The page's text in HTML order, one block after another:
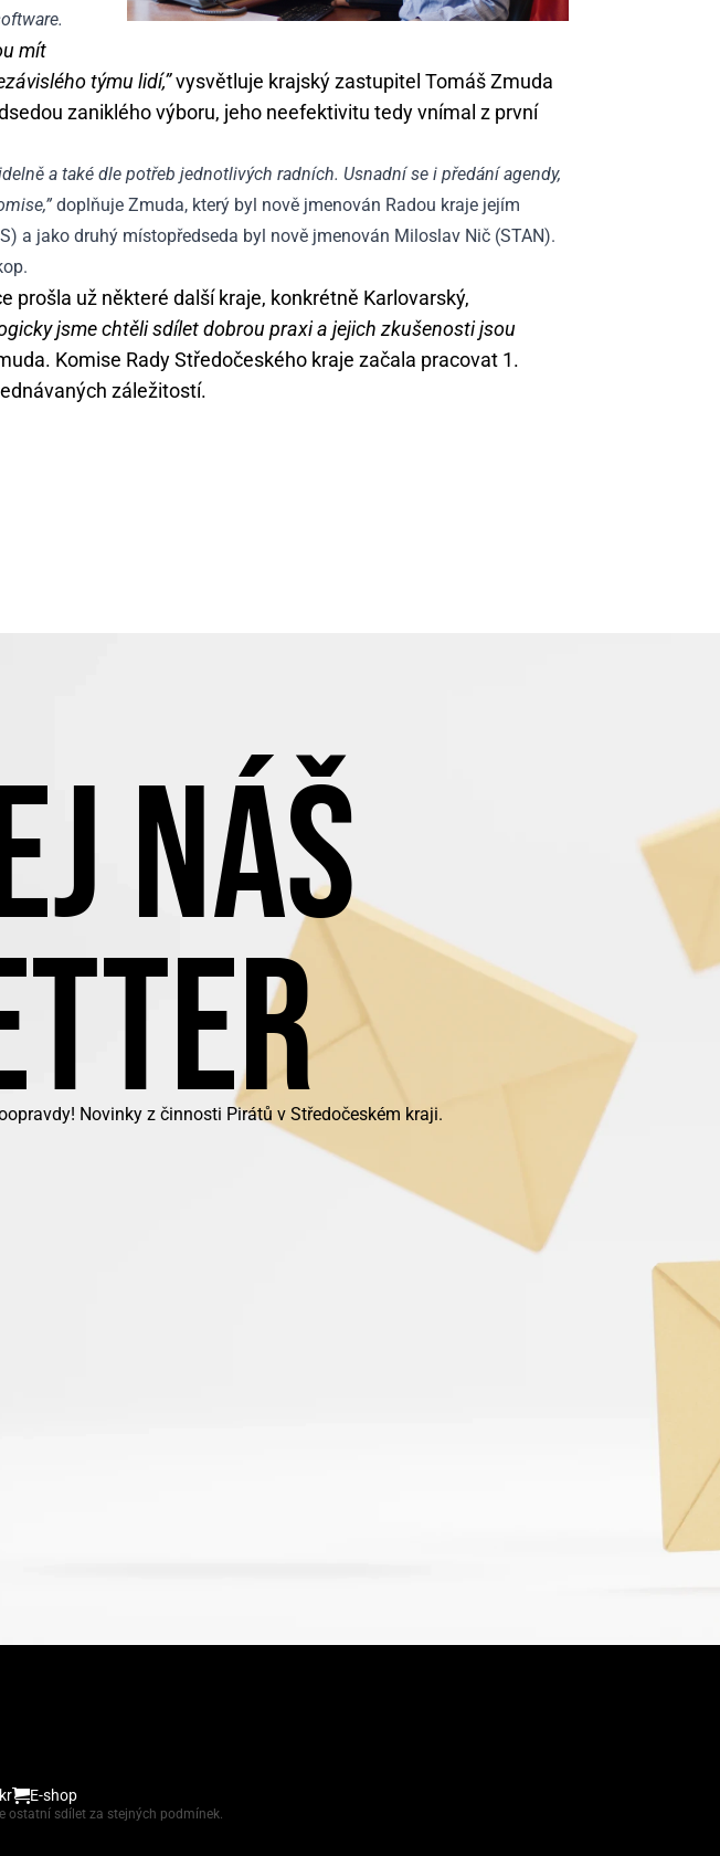
mít
týmu lidí,”vysvětluje krajský zastupitel Tomáš Zmuda
zaniklého výboru, jeho neefektivitu tedy vnímal z první
a také dle potřeb jednotlivých radních. Usnadní se i předání agendy,
doplňuje Zmuda, který byl nově jmenován Radou kraje jejím
a jako druhý místopředseda byl nově jmenován Miloslav Nič (STAN).
prošla už některé další kraje, konkrétně Karlovarský,
jsme chtěli sdílet dobrou praxi a jejich zkušenosti jsou
Komise Rady Středočeského kraje začala pracovat 1.
záležitostí.
NÁŠ
Novinky z činnosti Pirátů v Středočeském kraji.
E-shop
ostatní sdílet za stejných podmínek.